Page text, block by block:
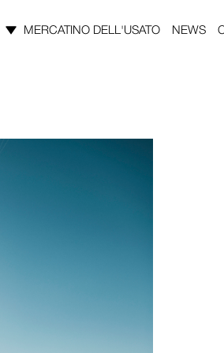
MERCATINO DELL'USATO NEWS